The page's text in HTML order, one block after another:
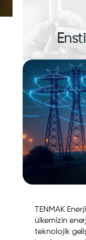
TENMAK
ülkemizin
teknolojik